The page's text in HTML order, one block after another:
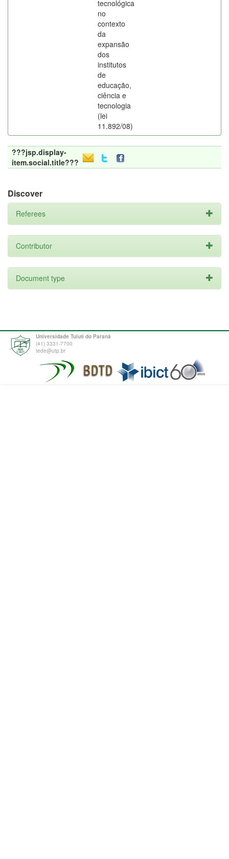
tecnológica
no
contexto
da
expansão
dos
institutos
de
educação,
ciência e
tecnologia
(lei
11.892/08)
???jsp.display-
item.social.title???
Discover
Referees
Contributor
Document type
Universidade Tuiuti do Paraná
(41) 3331-7700
tede@utp.br